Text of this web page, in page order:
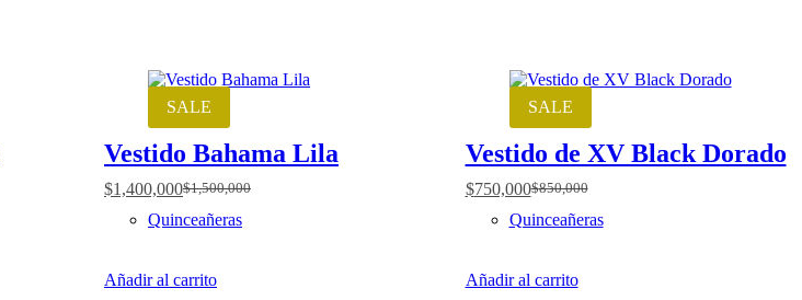
SALE
Vestido Bahama Lila
$1,500,000
Original
price
$1,400,000Current
price
Quinceañeras
Añadir al carrito
SALE
Vestido de XV Black Dorado
$850,000
Original
price
$750,000Current
price
Quinceañeras
Añadir al carrito